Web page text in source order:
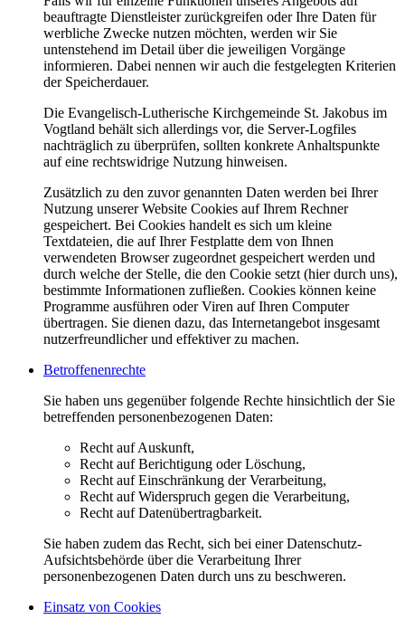
beauftragte Dienstleister zurückgreifen oder Ihre Daten für
werbliche Zwecke nutzen möchten, werden wir Sie
untenstehend im Detail über die jeweiligen Vorgänge
informieren. Dabei nennen wir auch die festgelegten Kriterien
der Speicherdauer.
Die Evangelisch-Lutherische Kirchgemeinde St. Jakobus im
Vogtland behält sich allerdings vor, die Server-Logfiles
nachträglich zu überprüfen, sollten konkrete Anhaltspunkte
auf eine rechtswidrige Nutzung hinweisen.
Zusätzlich zu den zuvor genannten Daten werden bei Ihrer
Nutzung unserer Website Cookies auf Ihrem Rechner
gespeichert. Bei Cookies handelt es sich um kleine
Textdateien, die auf Ihrer Festplatte dem von Ihnen
verwendeten Browser zugeordnet gespeichert werden und
durch welche der Stelle, die den Cookie setzt (hier durch uns),
bestimmte Informationen zufließen. Cookies können keine
Programme ausführen oder Viren auf Ihren Computer
übertragen. Sie dienen dazu, das Internetangebot insgesamt
nutzerfreundlicher und effektiver zu machen.
Betroffenenrechte
Sie haben uns gegenüber folgende Rechte hinsichtlich der Sie
betreffenden personenbezogenen Daten:
Recht auf Auskunft,
Recht auf Berichtigung oder Löschung,
Recht auf Einschränkung der Verarbeitung,
Recht auf Widerspruch gegen die Verarbeitung,
Recht auf Datenübertragbarkeit.
Sie haben zudem das Recht, sich bei einer Datenschutz-
Aufsichtsbehörde über die Verarbeitung Ihrer
personenbezogenen Daten durch uns zu beschweren.
Einsatz von Cookies